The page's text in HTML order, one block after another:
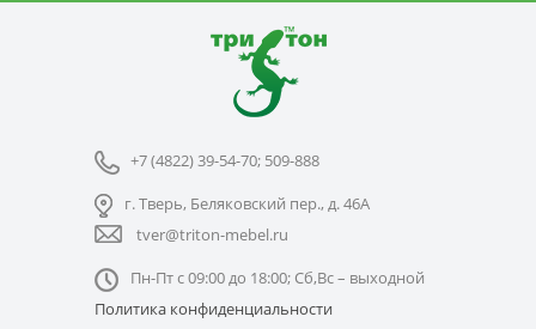
+7 (4822) 39-54-70; 509-888
г. Тверь, Беляковский пер., д. 46А
tver@triton-mebel.ru
Пн-Пт с 09:00 до 18:00; Сб,Вс – выходной
Политика конфиденциальности